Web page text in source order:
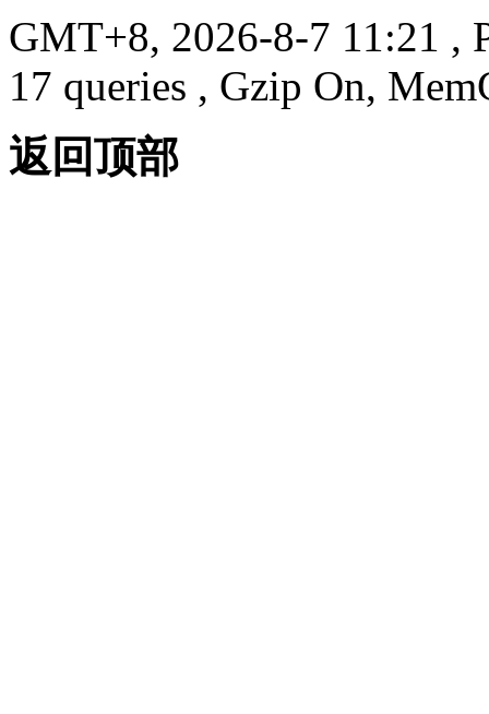
GMT+8, 2026-8-7 11:21 ,
17 queries , Gzip On,
返回顶部